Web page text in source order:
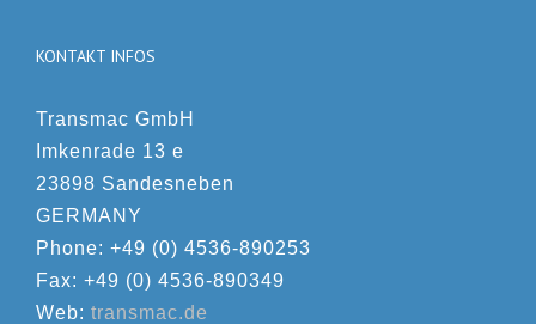
KONTAKT INFOS
Transmac GmbH
Imkenrade 13 e
23898 Sandesneben
GERMANY
Phone: +49 (0) 4536-890253
Fax: +49 (0) 4536-890349
Web: transmac.de